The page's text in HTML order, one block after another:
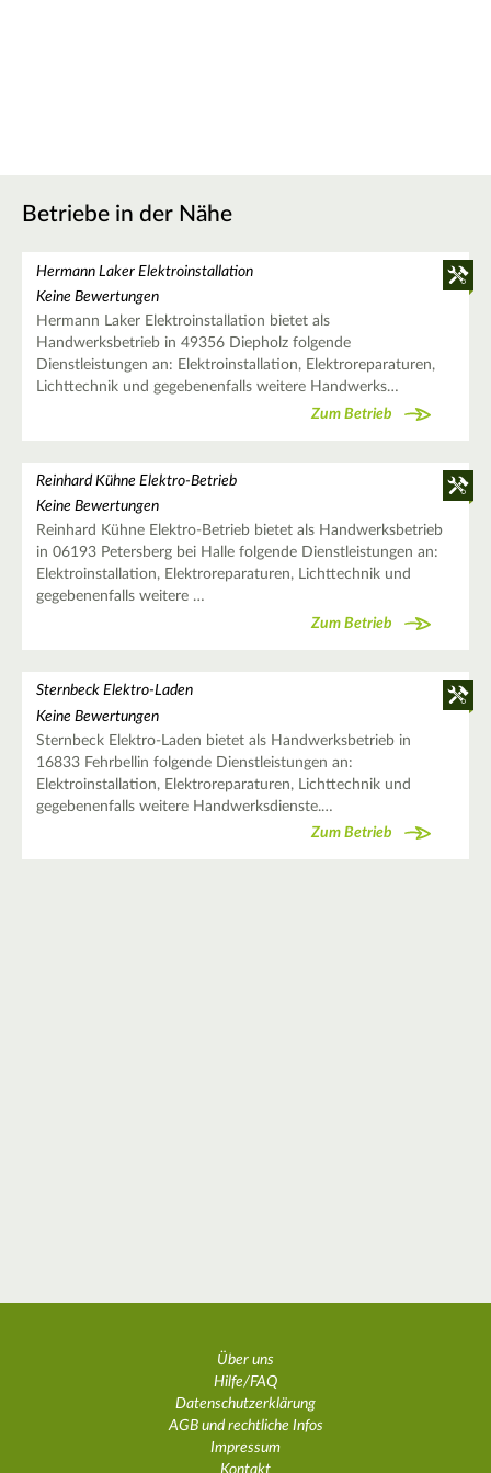
Betriebe in der Nähe
Hermann Laker Elektroinstallation
Keine Bewertungen
Hermann Laker Elektroinstallation bietet als
Handwerksbetrieb in 49356 Diepholz folgende
Dienstleistungen an: Elektroinstallation, Elektroreparaturen,
Lichttechnik und gegebenenfalls weitere Handwerks…
Zum Betrieb
Reinhard Kühne Elektro-Betrieb
Keine Bewertungen
Reinhard Kühne Elektro-Betrieb bietet als Handwerksbetrieb
in 06193 Petersberg bei Halle folgende Dienstleistungen an:
Elektroinstallation, Elektroreparaturen, Lichttechnik und
gegebenenfalls weitere …
Zum Betrieb
Sternbeck Elektro-Laden
Keine Bewertungen
Sternbeck Elektro-Laden bietet als Handwerksbetrieb in
16833 Fehrbellin folgende Dienstleistungen an:
Elektroinstallation, Elektroreparaturen, Lichttechnik und
gegebenenfalls weitere Handwerksdienste.…
Zum Betrieb
Über uns
Hilfe/FAQ
Datenschutzerklärung
AGB und rechtliche Infos
Impressum
Kontakt